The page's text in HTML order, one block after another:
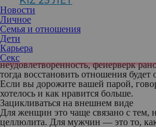
Новости
Личное
Семья и отношения
Дети
Карьера
Секс
Молчать о том, что не нравится
Тактичность — качество,
встретились не на одну ночь, а
говорить и о том, что нравится, и о
Партнер так или иначе будет
которые противоречат словам. Если
неудовлетворенность, фейерверк
тогда восстановить отношения будет
Если вы дорожите вашей парой,
хотелось и как нравится больше.
Зацикливаться на внешнем виде
Для женщин это чаще связано с тем,
целлюлита. Для мужчин — это то,